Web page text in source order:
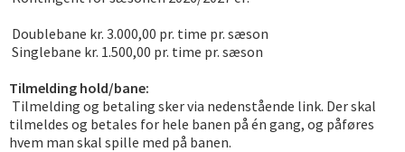
Doublebane kr. 3.000,00 pr. time pr. sæson
Singlebane kr. 1.500,00 pr. time pr. sæson
Tilmelding hold/bane:
Tilmelding og betaling sker via nedenstående link. Der skal
tilmeldes og betales for hele banen på én gang, og påføres
hvem man skal spille med på banen.